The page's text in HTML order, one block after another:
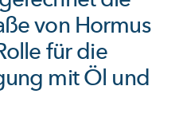
von Hormus
für die
mit Öl und